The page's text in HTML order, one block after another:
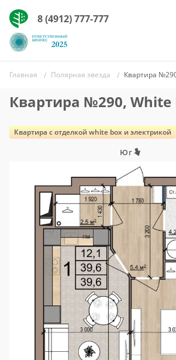
8 (4912) 777-777
Главная Полярная звезда Квартира
Квартира №290, White
Квартира c отделкой white box и электрикой
Юг